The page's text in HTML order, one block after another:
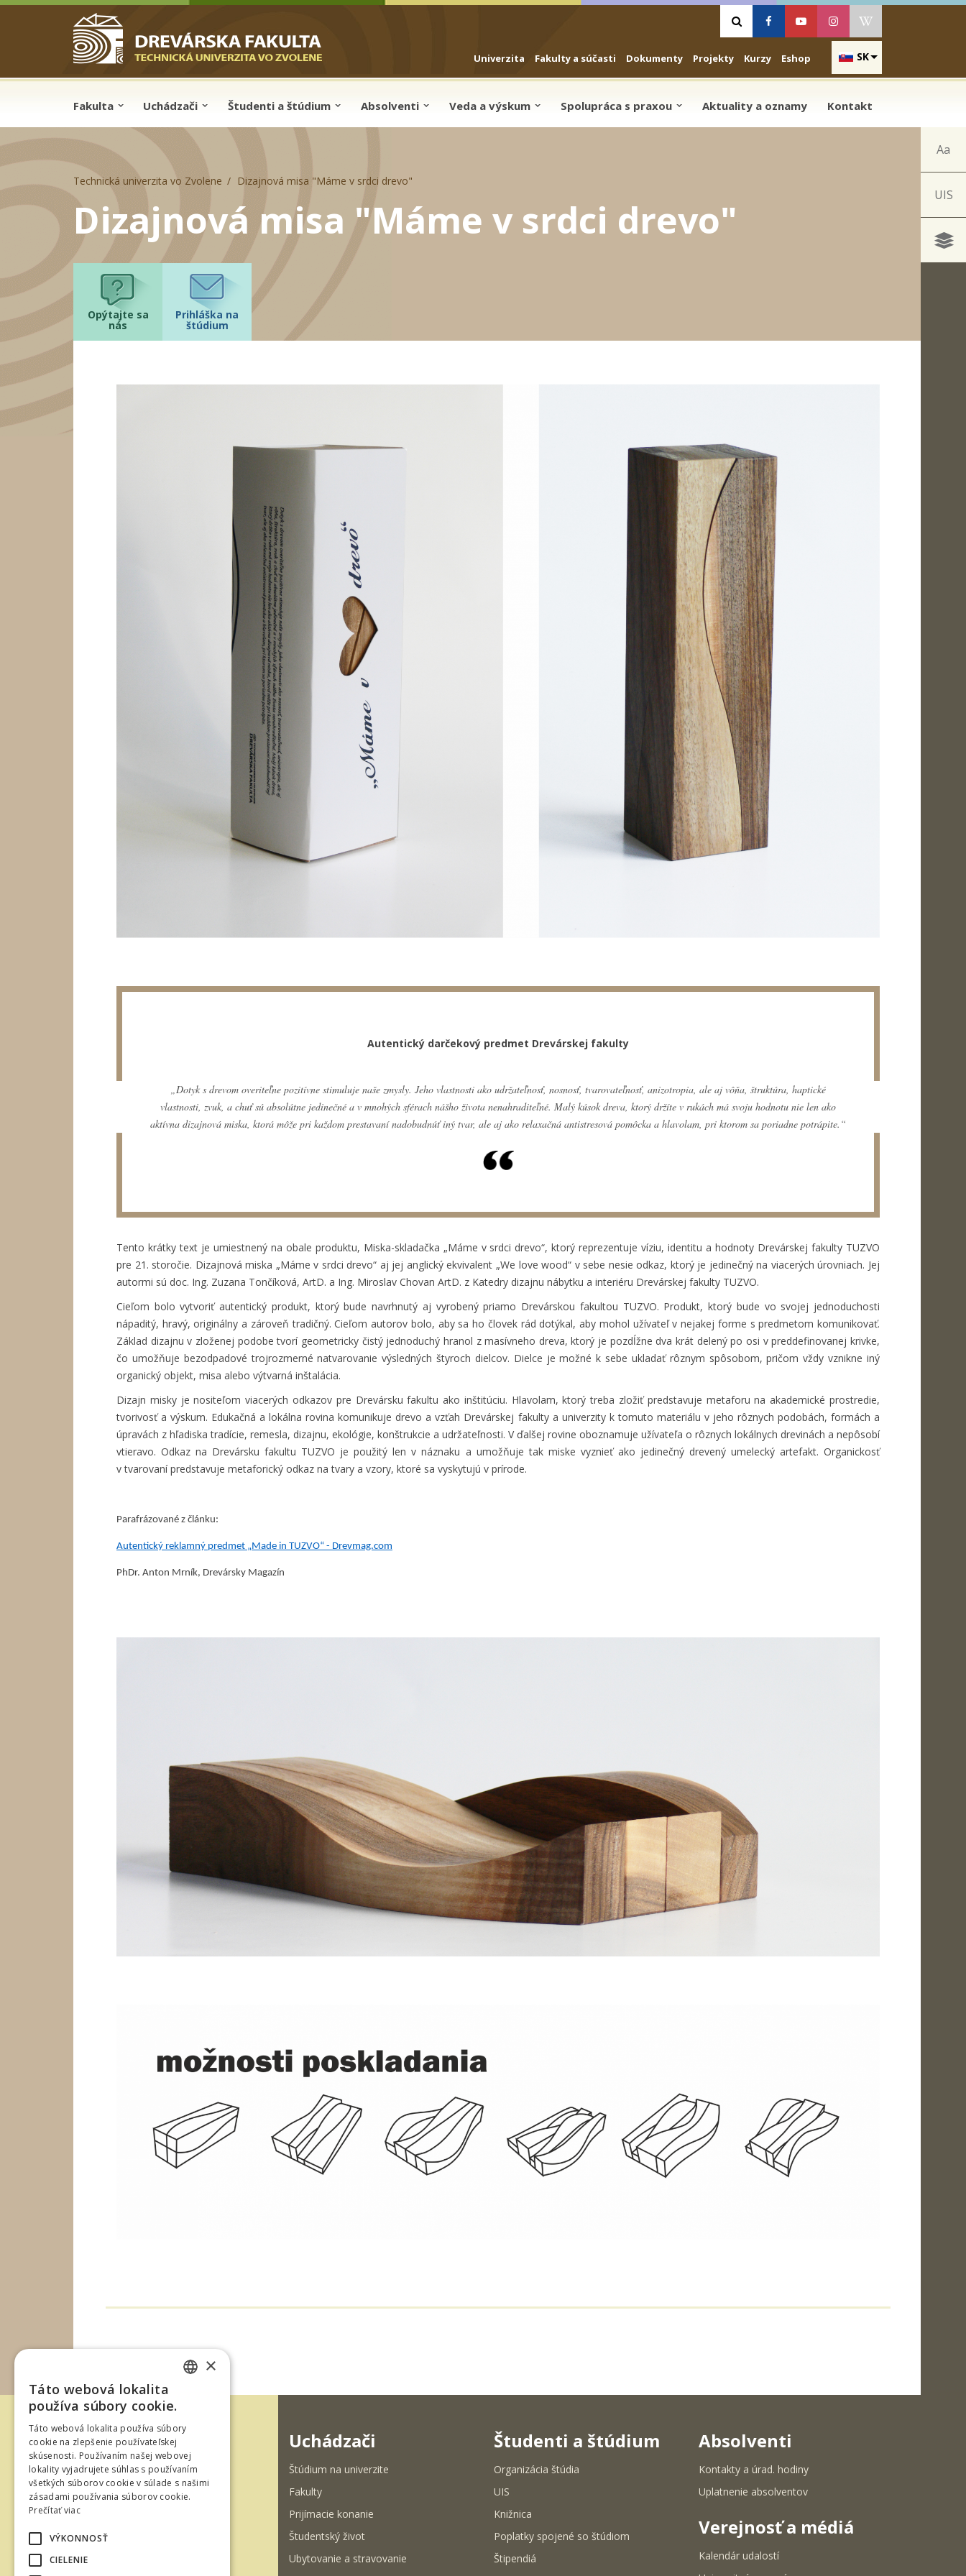
Skip to cookies
Skip to navigation
Skočiť na hlavný obsah
Vyhľadávanie
FacebookYoutubeInstagramWikipedia
SK
Univerzita Fakulty a súčasti Dokumenty Projekty Kurzy Eshop
Fakulta Uchádzači Študenti a štúdium Absolventi Veda a výskum Spolupráca s praxou Aktuality a oznamy Kontakt
Aa
UIS
Technická univerzita vo Zvolene Dizajnová misa "Máme v srdci drevo"
Dizajnová misa "Máme v srdci drevo"
Opýtajte sa
nás
Prihláška na
štúdium
Autentický darčekový predmet Drevárskej fakulty
„Dotyk s drevom overiteľne pozitívne stimuluje naše zmysly. Jeho vlastnosti ako udržateľnosť, nosnosť, tvarovateľnosť, anizotropia, ale aj vôňa, štruktúra, haptické
vlastnosti, zvuk, a chuť sú absolútne jedinečné a v mnohých sférach nášho života nenahraditeľné. Malý kúsok dreva, ktorý držíte v rukách má svoju hodnotu nie len ako
aktívna dizajnová miska, ktorá môže pri každom prestavaní nadobudnúť iný tvar, ale aj ako relaxačná antistresová pomôcka a hlavolam, pri ktorom sa poriadne potrápite.“
Tento krátky text je umiestnený na obale produktu, Miska-skladačka „Máme v srdci drevo“, ktorý reprezentuje víziu, identitu a hodnoty Drevárskej fakulty TUZVO
pre 21. storočie. Dizajnová miska „Máme v srdci drevo“ aj jej anglický ekvivalent „We love wood“ v sebe nesie odkaz, ktorý je jedinečný na viacerých úrovniach. Jej
autormi sú doc. Ing. Zuzana Tončíková, ArtD. a Ing. Miroslav Chovan ArtD. z Katedry dizajnu nábytku a interiéru Drevárskej fakulty TUZVO.
Cieľom bolo vytvoriť autentický produkt, ktorý bude navrhnutý aj vyrobený priamo Drevárskou fakultou TUZVO. Produkt, ktorý bude vo svojej jednoduchosti
nápaditý, hravý, originálny a zároveň tradičný. Cieľom autorov bolo, aby sa ho človek rád dotýkal, aby mohol užívateľ v nejakej forme s predmetom komunikovať.
Základ dizajnu v zloženej podobe tvorí geometricky čistý jednoduchý hranol z masívneho dreva, ktorý je pozdĺžne dva krát delený po osi v preddefinovanej krivke,
čo umožňuje bezodpadové trojrozmerné natvarovanie výsledných štyroch dielcov. Dielce je možné k sebe ukladať rôznym spôsobom, pričom vždy vznikne iný
organický objekt, misa alebo výtvarná inštalácia.
Dizajn misky je nositeľom viacerých odkazov pre Drevársku fakultu ako inštitúciu. Hlavolam, ktorý treba zložiť predstavuje metaforu na akademické prostredie,
tvorivosť a výskum. Edukačná a lokálna rovina komunikuje drevo a vzťah Drevárskej fakulty a univerzity k tomuto materiálu v jeho rôznych podobách, formách a
úpravách z hľadiska tradície, remesla, dizajnu, ekológie, konštrukcie a udržateľnosti. V ďalšej rovine oboznamuje užívateľa o rôznych lokálnych drevinách a nepôsobí
vtieravo. Odkaz na Drevársku fakultu TUZVO je použitý len v náznaku a umožňuje tak miske vyznieť ako jedinečný drevený umelecký artefakt. Organickosť
v tvarovaní predstavuje metaforický odkaz na tvary a vzory, ktoré sa vyskytujú v prírode.
Parafrázované z článku:
Autentický reklamný predmet „Made in TUZVO“ - Drevmag.com
PhDr. Anton Mrník, Drevársky Magazín
T. G. Masaryka 24
Slovenská republika
Tel.: +421-45-520 61 11
Uchádzači
Štúdium na univerzite
Fakulty
Prijímacie konanie
Študentský život
Ubytovanie a stravovanie
Študenti a štúdium
Organizácia štúdia
UIS
Knižnica
Poplatky spojené so štúdiom
Štipendiá
Absolventi
Kontakty a úrad. hodiny
Uplatnenie absolventov
Verejnosť a médiá
Kalendár udalostí
×
Táto webová lokalita
používa súbory cookie.
Táto webová lokalita používa súbory
cookie na zlepšenie používateľskej
skúsenosti. Používaním našej webovej
lokality vyjadrujete súhlas s používaním
všetkých súborov cookie v súlade s našimi
zásadami používania súborov cookie.
Prečítať viac
VÝKONNOSŤ
CIELENIE